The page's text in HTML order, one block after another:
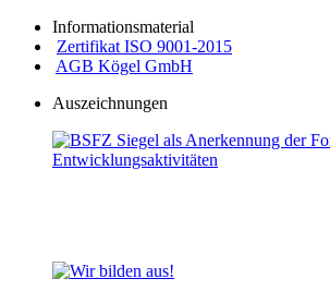
Informationsmaterial
Zertifikat ISO 9001-2015
AGB Kögel GmbH
Auszeichnungen